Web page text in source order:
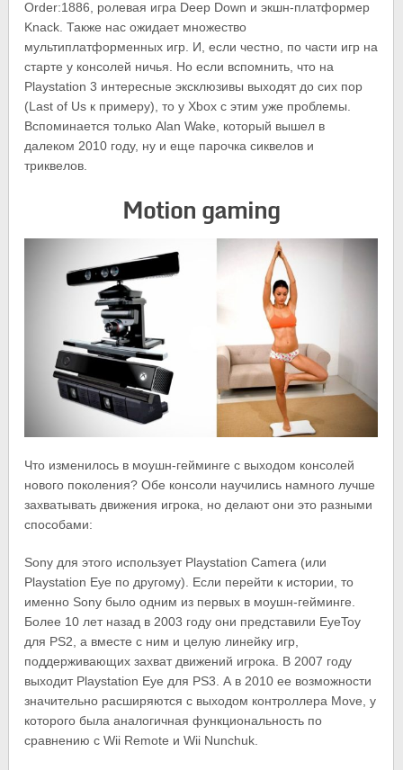
Order:1886, ролевая игра Deep Down и экшн-платформер
Knack. Также нас ожидает множество
мультиплатформенных игр. И, если честно, по части игр на
старте у консолей ничья. Но если вспомнить, что на
Playstation 3 интересные эксклюзивы выходят до сих пор
(Last of Us к примеру), то у Xbox с этим уже проблемы.
Вспоминается только Alan Wake, который вышел в
далеком 2010 году, ну и еще парочка сиквелов и
триквелов.
Motion gaming
Что изменилось в моушн-гейминге с выходом консолей
нового поколения? Обе консоли научились намного лучше
захватывать движения игрока, но делают они это разными
способами:
Sony для этого использует Playstation Camera (или
Playstation Eye по другому). Если перейти к истории, то
именно Sony было одним из первых в моушн-гейминге.
Более 10 лет назад в 2003 году они представили EyeToy
для PS2, а вместе с ним и целую линейку игр,
поддерживающих захват движений игрока. В 2007 году
выходит Playstation Eye для PS3. А в 2010 ее возможности
значительно расширяются с выходом контроллера Move, у
которого была аналогичная функциональность по
сравнению с Wii Remote и Wii Nunchuk.